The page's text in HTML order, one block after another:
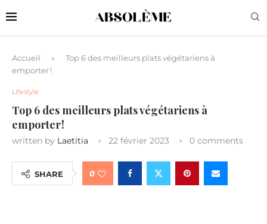
Accueil »
Top 6 des meilleurs plats végétariens à
emporter !
Lifestyle
Top 6 des meilleurs plats végétariens à
emporter !
written by Laetitia 22 février 2023 0 comments
SHARE 0